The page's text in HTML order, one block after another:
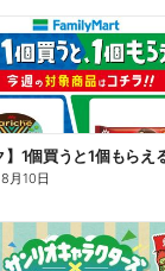
8月10日